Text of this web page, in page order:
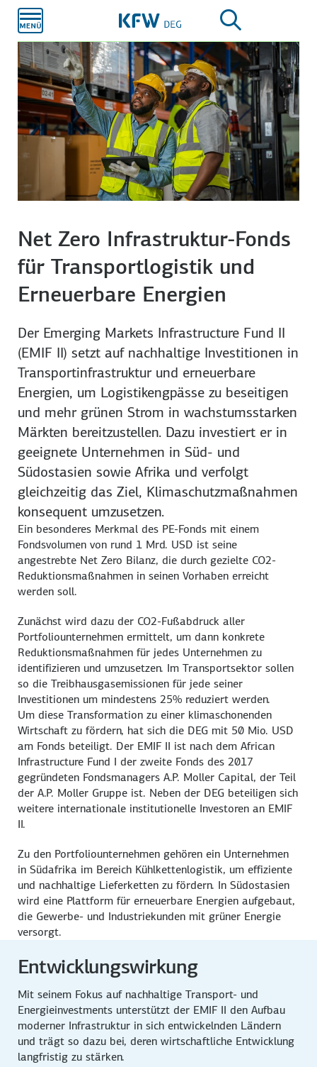
Hauptinhalt
Net Zero Infrastruktur-Fonds
für Transportlogistik und
Erneuerbare Energien
Der Emerging Markets Infrastructure Fund II
(EMIF II) setzt auf nachhaltige Investitionen in
Transportinfrastruktur und erneuerbare
Energien, um Logistikengpässe zu beseitigen
und mehr grünen Strom in wachstumsstarken
Märkten bereitzustellen. Dazu investiert er in
geeignete Unternehmen in Süd- und
Südostasien sowie Afrika und verfolgt
gleichzeitig das Ziel, Klimaschutzmaßnahmen
konsequent umzusetzen.
Ein besonderes Merkmal des PE-Fonds mit einem
Fondsvolumen von rund 1 Mrd. USD ist seine
angestrebte Net Zero Bilanz, die durch gezielte CO2-
Reduktionsmaßnahmen in seinen Vorhaben erreicht
werden soll.
Zunächst wird dazu der CO2-Fußabdruck aller
Portfoliounternehmen ermittelt, um dann konkrete
Reduktionsmaßnahmen für jedes Unternehmen zu
identifizieren und umzusetzen. Im Transportsektor sollen
so die Treibhausgasemissionen für jede seiner
Investitionen um mindestens 25% reduziert werden.
Um diese Transformation zu einer klimaschonenden
Wirtschaft zu fördern, hat sich die DEG mit 50 Mio. USD
am Fonds beteiligt. Der EMIF II ist nach dem African
Infrastructure Fund I der zweite Fonds des 2017
gegründeten Fondsmanagers A.P. Moller Capital, der Teil
der A.P. Moller Gruppe ist. Neben der DEG beteiligen sich
weitere internationale institutionelle Investoren an EMIF
II.
Zu den Portfoliounternehmen gehören ein Unternehmen
in Südafrika im Bereich Kühlkettenlogistik, um effiziente
und nachhaltige Lieferketten zu fördern. In Südostasien
wird eine Plattform für erneuerbare Energien aufgebaut,
die Gewerbe- und Industriekunden mit grüner Energie
versorgt.
Entwicklungswirkung
Mit seinem Fokus auf nachhaltige Transport- und
Energieinvestments unterstützt der EMIF II den Aufbau
moderner Infrastruktur in sich entwickelnden Ländern
und trägt so dazu bei, deren wirtschaftliche Entwicklung
langfristig zu stärken.